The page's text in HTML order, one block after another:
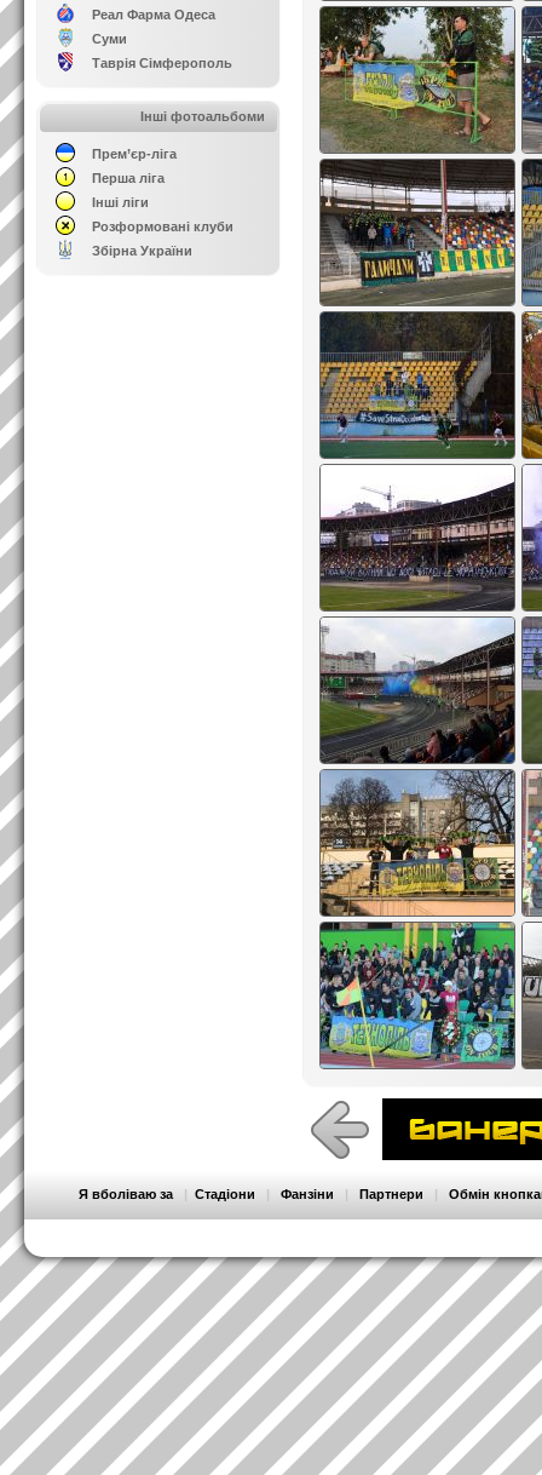
Реал Фарма Одеса
Суми
Таврія Сімферополь
Інші фотоальбоми
Прем’єр-ліга
Перша ліга
Інші ліги
Розформовані клуби
Збірна України
Я вболіваю за | Стадіони | Фанзіни | Партнери | Обмін